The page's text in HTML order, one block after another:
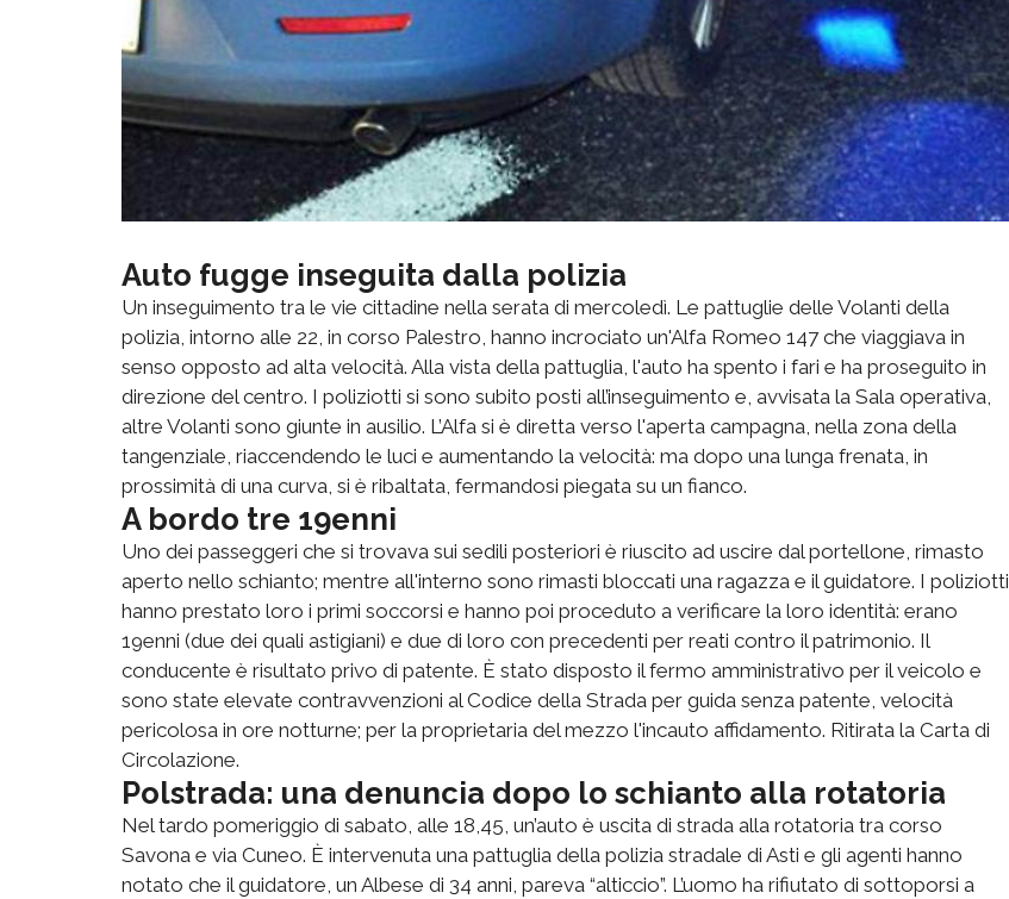
Auto fugge inseguita dalla polizia
Un inseguimento tra le vie cittadine nella serata di mercoledì. Le pattuglie delle Volanti della
polizia, intorno alle 22, in corso Palestro, hanno incrociato un'Alfa Romeo 147 che viaggiava in
senso opposto ad alta velocità. Alla vista della pattuglia, l'auto ha spento i fari e ha proseguito in
direzione del centro. I poliziotti si sono subito posti all’inseguimento e, avvisata la Sala operativa,
altre Volanti sono giunte in ausilio. L’Alfa si è diretta verso l'aperta campagna, nella zona della
tangenziale, riaccendendo le luci e aumentando la velocità: ma dopo una lunga frenata, in
prossimità di una curva, si è ribaltata, fermandosi piegata su un fianco.
A bordo tre 19enni
Uno dei passeggeri che si trovava sui sedili posteriori è riuscito ad uscire dal portellone, rimasto
aperto nello schianto; mentre all'interno sono rimasti bloccati una ragazza e il guidatore. I poliziotti
hanno prestato loro i primi soccorsi e hanno poi proceduto a verificare la loro identità: erano
19enni (due dei quali astigiani) e due di loro con precedenti per reati contro il patrimonio. Il
conducente è risultato privo di patente. È stato disposto il fermo amministrativo per il veicolo e
sono state elevate contravvenzioni al Codice della Strada per guida senza patente, velocità
pericolosa in ore notturne; per la proprietaria del mezzo l'incauto affidamento. Ritirata la Carta di
Circolazione.
Polstrada: una denuncia dopo lo schianto alla rotatoria
Nel tardo pomeriggio di sabato, alle 18,45, un’auto è uscita di strada alla rotatoria tra corso
Savona e via Cuneo. È intervenuta una pattuglia della polizia stradale di Asti e gli agenti hanno
notato che il guidatore, un Albese di 34 anni, pareva “alticcio”. L’uomo ha rifiutato di sottoporsi a